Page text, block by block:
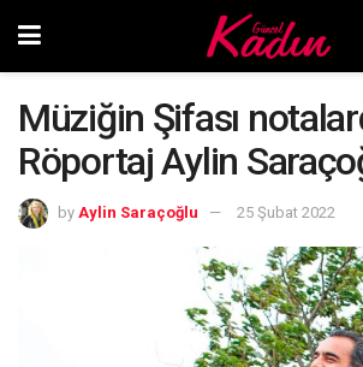
Müziğin Şifası
Röportaj Aylin
by Aylin Saraçoğlu 25 Şubat 2022